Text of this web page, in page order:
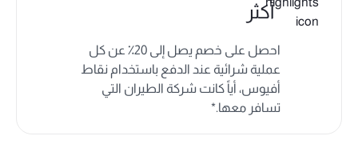
أكثر
احصل على خصم يصل إلى 20٪
عن كل
عملية شرائية عند الدفع باستخدام نقاط
أفيوس، أياً كانت شركة الطيران التي
تسافر معها.*